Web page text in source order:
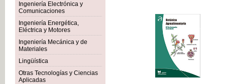
Ingeniería Electrónica y
Comunicaciones
Ingeniería Energética,
Eléctrica y Motores
Ingeniería Mecánica y de
Materiales
Lingüística
Otras Tecnologías y Ciencias
Aplicadas